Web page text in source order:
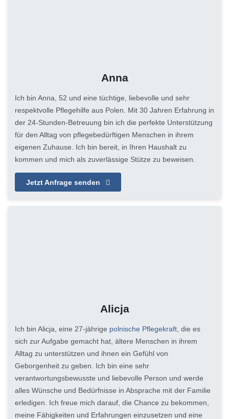
Anna
Ich bin Anna, 52 und eine tüchtige, liebevolle und sehr
respektvolle Pflegehilfe aus Polen. Mit 30 Jahren Erfahrung in
der 24-Stunden-Betreuung bin ich die perfekte Unterstützung
für den Alltag von pflegebedürftigen Menschen in ihrem
eigenen Zuhause. Ich bin bereit, in Ihren Haushalt zu
kommen und mich als zuverlässige Stütze zu beweisen.
Jetzt Anfrage senden
Alicja
Ich bin Alicja, eine 27-jährige polnische Pflegekraft , die es
sich zur Aufgabe gemacht hat, ältere Menschen in ihrem
Alltag zu unterstützen und ihnen ein Gefühl von
Geborgenheit zu geben. Ich bin eine sehr
verantwortungsbewusste und liebevolle Person und werde
alles Wünsche und Bedürfnisse in Absprache mit der Familie
erledigen. Ich freue mich darauf, die Chance zu bekommen,
meine Fähigkeiten und Erfahrungen einzusetzen und eine